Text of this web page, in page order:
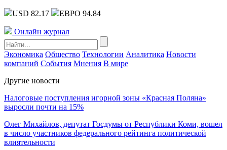
USD 82.17 ЕВРО 94.84
Онлайн журнал
Экономика Общество Технологии Аналитика Новости
компаний События Мнения В мире
Другие новости
Налоговые поступления игорной зоны «Красная Поляна»
выросли почти на 15%
Олег Михайлов, депутат Госдумы от Республики Коми, вошел
в число участников федерального рейтинга политической
влиятельности